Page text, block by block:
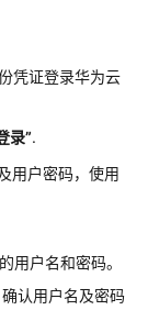
凭证登录华为云
录”.
用户密码，使用
用户名和密码。
认用户名及密码